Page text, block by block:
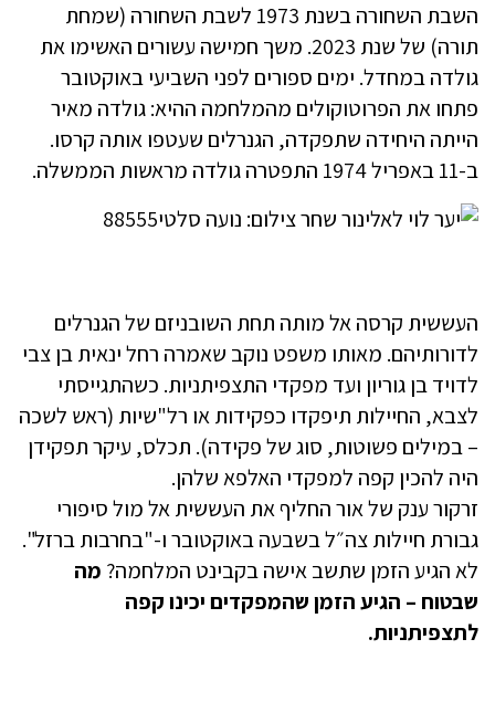
השבת השחורה בשנת 1973 לשבת השחורה (שמחת
תורה) של שנת 2023. משך חמישה עשורים האשימו את
גולדה במחדל. ימים ספורים לפני השביעי באוקטובר
פתחו את הפרוטוקולים מהמלחמה ההיא: גולדה מאיר
הייתה היחידה שתפקדה, הגנרלים שעטפו אותה קרסו.
ב-11 באפריל 1974 התפטרה גולדה מראשות הממשלה.
העששית קרסה אל מותה תחת השובניזם של הגנרלים
לדורותיהם. מאותו משפט נוקב שאמרה רחל ינאית בן צבי
לדויד בן גוריון ועד מפקדי התצפיתניות. כשהתגייסתי
לצבא, החיילות תיפקדו כפקידות או רל"שיות (ראש לשכה
– במילים פשוטות, סוג של פקידה). תכלס, עיקר תפקידן
היה להכין קפה למפקדי האלפא שלהן.
זרקור ענק של אור החליף את העששית אל מול סיפורי
גבורת חיילות צה״ל בשבעה באוקטובר ו-"בחרבות ברזל".
לא הגיע הזמן שתשב אישה בקבינט המלחמה? מה
שבטוח – הגיע הזמן שהמפקדים יכינו קפה
לתצפיתניות.